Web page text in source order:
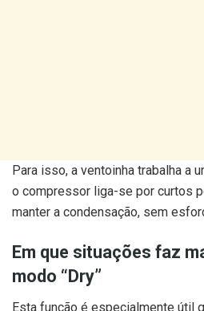
Para isso, a ventoinha trabalha a
o compressor liga-se por curtos
manter a condensação, sem
Em que situações faz
modo “Dry”
Esta função é especialmente útil